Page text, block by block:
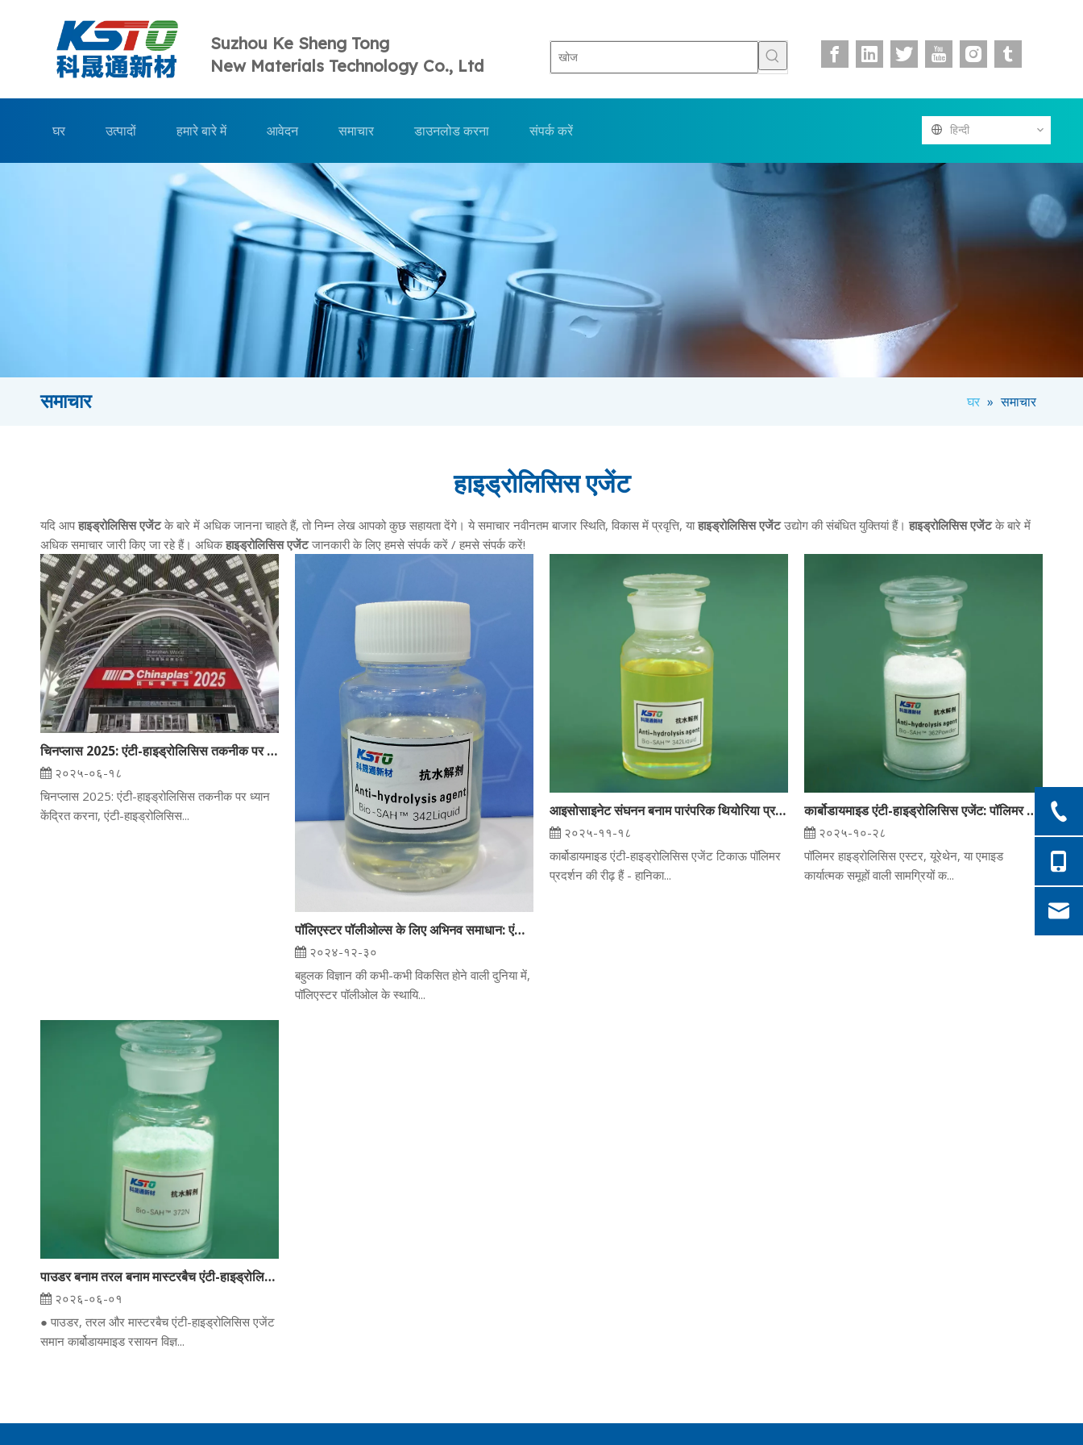
Suzhou Ke Sheng Tong
New Materials Technology Co., Ltd
घर उत्पादों हमारे बारे में आवेदन समाचार डाउनलोड करना संपर्क करें हिन्दी
समाचार घर » समाचार
हाइड्रोलिसिस एजेंट
यदि आपहाइड्रोलिसिस एजेंटके बारे में अधिक जानना चाहते हैं, तो निम्न लेख आपको कुछ सहायता देंगे। ये समाचार नवीनतम बाजार स्थिति, विकास में प्रवृत्ति, याहाइड्रोलिसिस एजेंटउद्योग की संबंधित युक्तियां हैं। हाइड्रोलिसिस एजेंटके बारे में
अधिक समाचार जारी किए जा रहे हैं। अधिकहाइड्रोलिसिस एजेंटजानकारी के लिए हमसे संपर्क करें / हमसे संपर्क करें!
चिनप्लास 2025: एंटी-हाइड्रोलिसिस तकनीक पर ध्यान केंद्रित करना, एंटी-हाइड्रोलिसिस प्रौद्योगिकी की एक नई यात्रा का नेतृत्व करना
२०२५-०६-१८
चिनप्लास 2025: एंटी-हाइड्रोलिसिस तकनीक पर ध्यान
केंद्रित करना, एंटी-हाइड्रोलिसिस...
पॉलिएस्टर पॉलीओल्स के लिए अभिनव समाधान: एंटी-हाइड्रोलिसिस एजेंट
२०२४-१२-३०
बहुलक विज्ञान की कभी-कभी विकसित होने वाली दुनिया में,
पॉलिएस्टर पॉलीओल के स्थायि...
आइसोसाइनेट संघनन बनाम पारंपरिक थियोरिया प्रक्रिया
२०२५-११-१८
कार्बोडायमाइड एंटी-हाइड्रोलिसिस एजेंट टिकाऊ पॉलिमर
प्रदर्शन की रीढ़ हैं - हानिका...
कार्बोडायमाइड एंटी-हाइड्रोलिसिस एजेंट: पॉलिमर को हाइड्रोलिसिस से बचाने में तंत्र और लाभ
२०२५-१०-२८
पॉलिमर हाइड्रोलिसिस एस्टर, यूरेथेन, या एमाइड
कार्यात्मक समूहों वाली सामग्रियों क...
पाउडर बनाम तरल बनाम मास्टरबैच एंटी-हाइड्रोलिसिस एजेंट: पीईटी, टीपीयू और पीएलए/पीबीएटी के लिए कैसे चुनें
२०२६-०६-०१
● पाउडर, तरल और मास्टरबैच एंटी-हाइड्रोलिसिस एजेंट
समान कार्बोडायमाइड रसायन विज्ञ...